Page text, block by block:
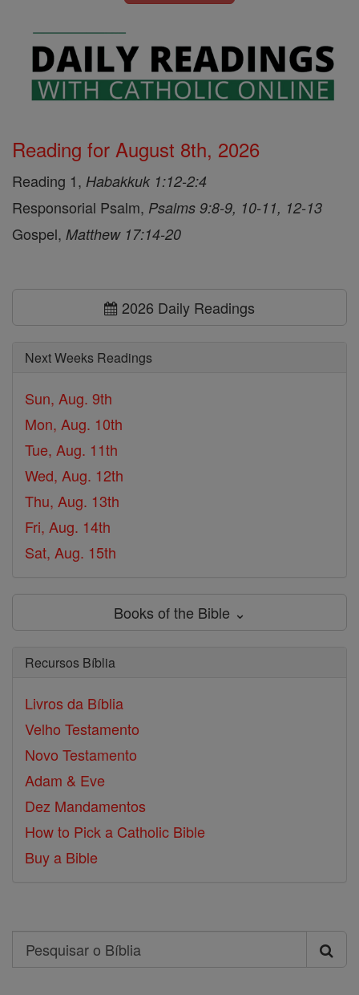
Reading for August 8th, 2026
Reading 1, Habakkuk 1:12-2:4
Responsorial Psalm, Psalms 9:8-9, 10-11, 12-13
Gospel, Matthew 17:14-20
2026 Daily Readings
Next Weeks Readings
Sun, Aug. 9th
Mon, Aug. 10th
Tue, Aug. 11th
Wed, Aug. 12th
Thu, Aug. 13th
Fri, Aug. 14th
Sat, Aug. 15th
Books of the Bible ⌄
Recursos Bíblia
Livros da Bíblia
Velho Testamento
Novo Testamento
Adam & Eve
Dez Mandamentos
How to Pick a Catholic Bible
Buy a Bible
Search
Pesquisar